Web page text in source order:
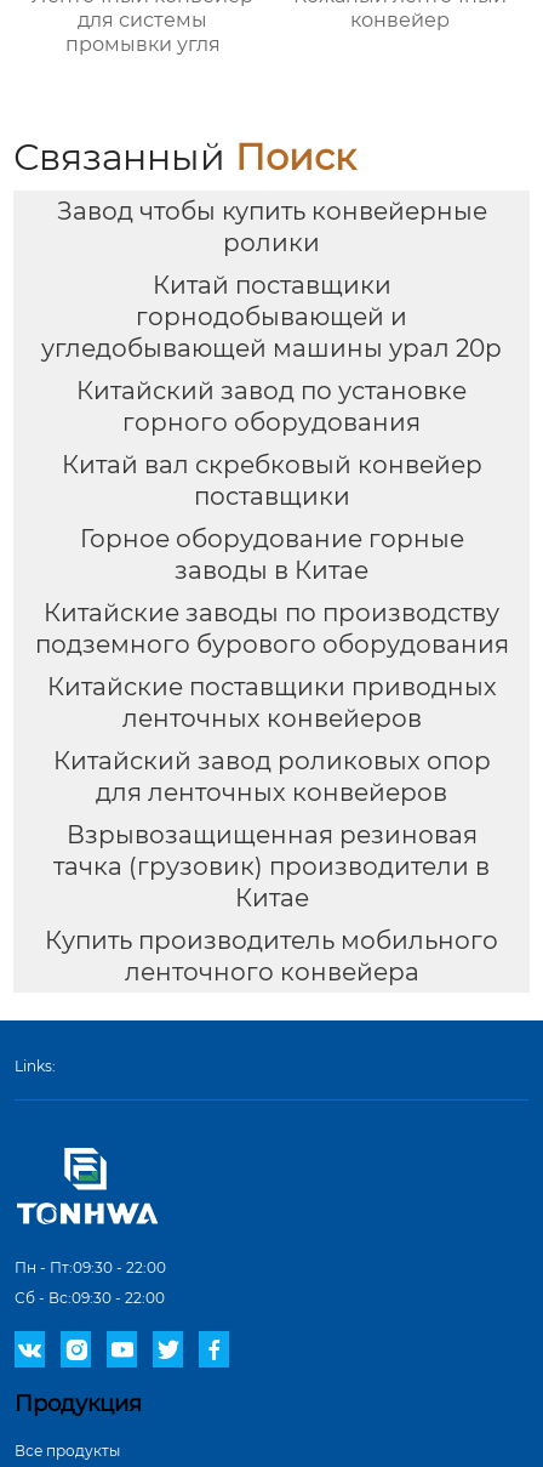
для системы
промывки угля
конвейер
Связанный Поиск
Завод чтобы купить конвейерные
ролики
Китай поставщики
горнодобывающей и
угледобывающей машины урал 20р
Китайский завод по установке
горного оборудования
Китай вал скребковый конвейер
поставщики
Горное оборудование горные
заводы в Китае
Китайские заводы по производству
подземного бурового оборудования
Китайские поставщики приводных
ленточных конвейеров
Китайский завод роликовых опор
для ленточных конвейеров
Взрывозащищенная резиновая
тачка (грузовик) производители в
Китае
Купить производитель мобильного
ленточного конвейера
Links:
Пн - Пт:09:30 - 22:00
Сб - Вс:09:30 - 22:00
    
Продукция
Все продукты